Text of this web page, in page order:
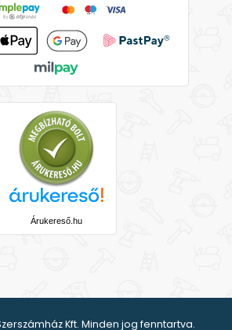
Árukereső.hu
Kft. Minden jog fenntartva.